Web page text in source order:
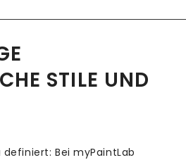
STILE UND
Bei myPaintLab